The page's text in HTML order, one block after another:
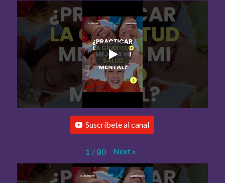
Suscríbete al canal
1 / 80 Next »